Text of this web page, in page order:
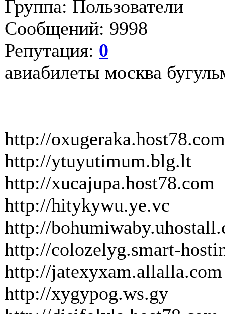
Группа: Пользователи
Сообщений: 9998
Репутация: 0
авиабилеты москва
http://oxugeraka.host78.com
http://ytuyutimum.blg.lt
http://xucajupa.host78.com
http://hitykywu.ye.vc
http://
http://colozelyg.smart-
http://jatexyxam.allalla.com
http://xygypog.ws.gy